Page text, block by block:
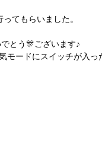
てもらいました。
とう🎊ございます♪
ードにスイッチが入